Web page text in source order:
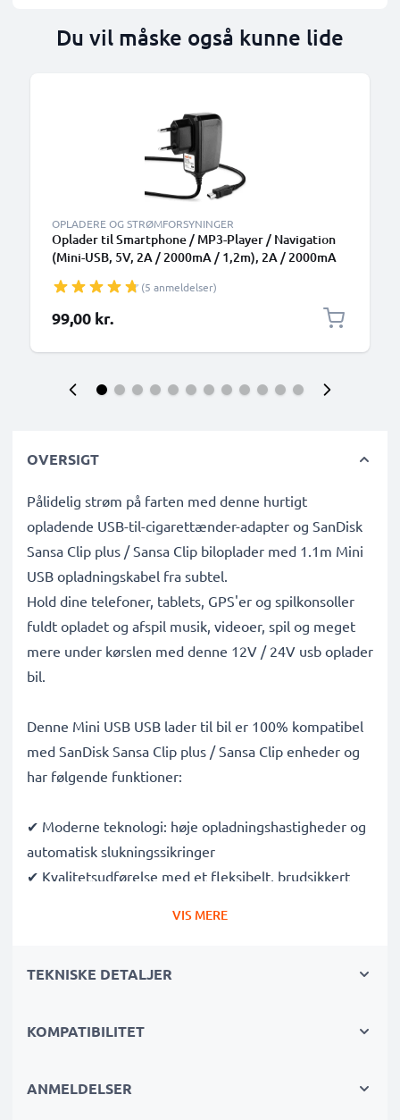
Du vil måske også kunne lide
OPLADERE OG STRØMFORSYNINGER
Oplader til Smartphone / MP3-Player / Navigation
(Mini-USB, 5V, 2A / 2000mA / 1,2m), 2A / 2000mA
(5 anmeldelser)
99,00 kr.
OVERSIGT
Pålidelig strøm på farten med denne hurtigt
opladende USB-til-cigarettænder-adapter og SanDisk
Sansa Clip plus / Sansa Clip biloplader med 1.1m Mini
USB opladningskabel fra subtel.
Hold dine telefoner, tablets, GPS'er og spilkonsoller
fuldt opladet og afspil musik, videoer, spil og meget
mere under kørslen med denne 12V / 24V usb oplader
bil.
Denne Mini USB USB lader til bil er 100% kompatibel
med SanDisk Sansa Clip plus / Sansa Clip enheder og
har følgende funktioner:
✔ Moderne teknologi: høje opladningshastigheder og
automatisk slukningssikringer
✔ Kvalitetsudførelse med et fleksibelt, brudsikkert
✔ Kompakt, bærbart og ergonomisk design - ideelt til
✔ Fleksibel indgangsspænding & LED-
VIS MERE
TEKNISKE DETALJER
KOMPATIBILITET
ANMELDELSER